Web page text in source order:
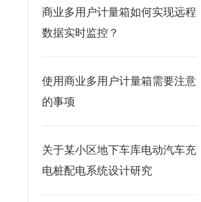
商业多用户计量箱如何实现远程
数据实时监控？
使用商业多用户计量箱需要注意
的事项
关于某小区地下车库电动汽车充
电桩配电系统设计研究